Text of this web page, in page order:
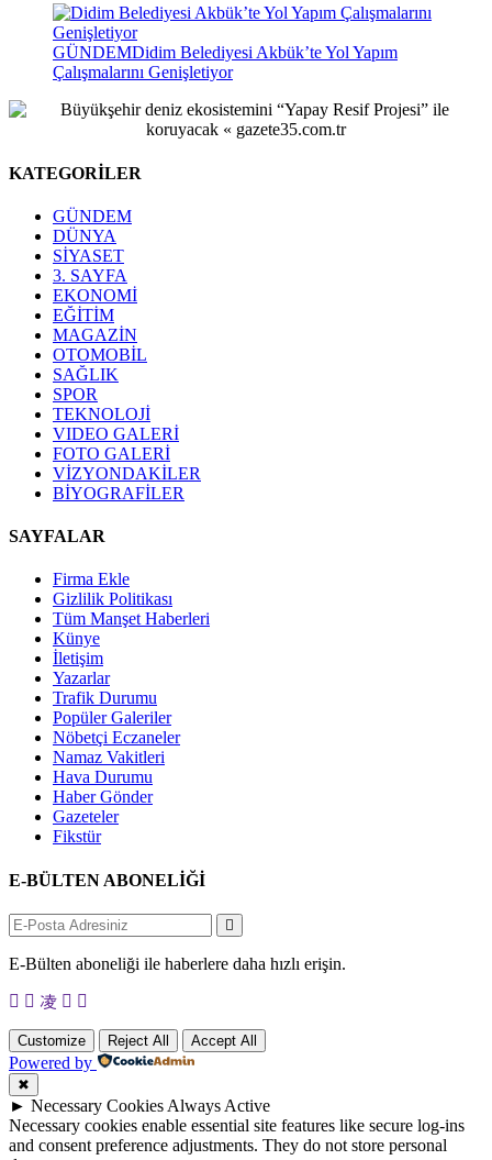
GÜNDEMDidim Belediyesi Akbük’te Yol Yapım
Çalışmalarını Genişletiyor
KATEGORİLER
GÜNDEM
DÜNYA
SİYASET
3. SAYFA
EKONOMİ
EĞİTİM
MAGAZİN
OTOMOBİL
SAĞLIK
SPOR
TEKNOLOJİ
VIDEO GALERİ
FOTO GALERİ
VİZYONDAKİLER
BİYOGRAFİLER
SAYFALAR
Firma Ekle
Gizlilik Politikası
Tüm Manşet Haberleri
Künye
İletişim
Yazarlar
Trafik Durumu
Popüler Galeriler
Nöbetçi Eczaneler
Namaz Vakitleri
Hava Durumu
Haber Gönder
Gazeteler
Fikstür
E-BÜLTEN ABONELİĞİ
E-Bülten aboneliği ile haberlere daha hızlı erişin.
Customize Reject All Accept All
Powered by
✖
► Necessary Cookies Always Active
Necessary cookies enable essential site features like secure log-ins
and consent preference adjustments. They do not store personal